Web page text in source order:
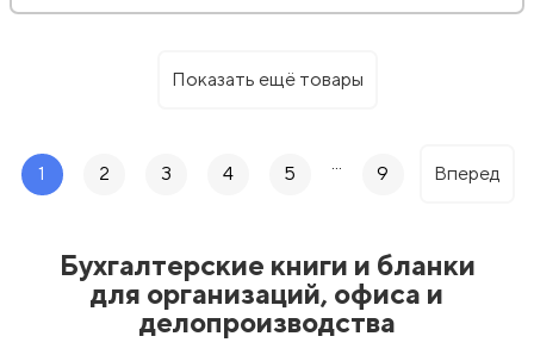
Показать ещё товары
1 2 3 4 5 9 Вперед
Бухгалтерские книги и бланки
для организаций, офиса и
делопроизводства